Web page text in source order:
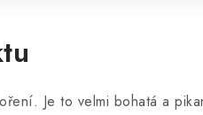
Je to velmi bohatá a